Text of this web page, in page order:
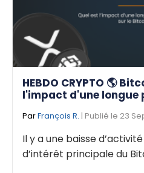
HEBDO CRYPTO 🌎
l'impact d'une longue
ParFrançois R. | Publié le 23
Il y a une baisse
d’intérêt principale du